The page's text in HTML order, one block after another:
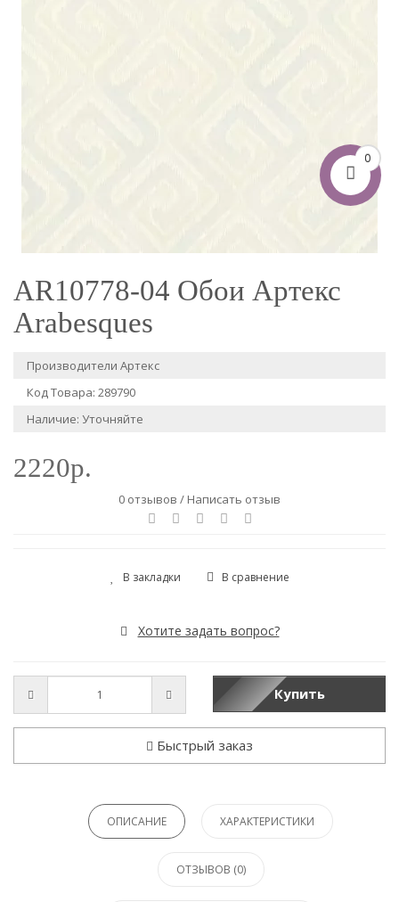
0
AR10778-04 Обои Артекс
Arabesques
Производители Артекс
Код Товара: 289790
Наличие: Уточняйте
2220р.
0 отзывов / Написать отзыв
В закладки В сравнение
Хотите задать вопрос?
Купить
Быстрый заказ
ОПИСАНИЕ ХАРАКТЕРИСТИКИ
ОТЗЫВОВ (0)